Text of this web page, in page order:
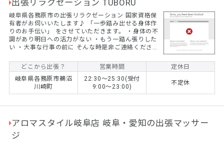
出張リラクゼーション TUBORU
岐阜県各務原市の出張リラクゼーション 国家資格保
有者がお伺いいたします♪ 「一歩踏み出せる身体作
りのお手伝い」 をさせていただきます。 ・身体の不
調があり明日への活力がない ・もう一踏ん張りした
い ・大事な行事の前に そんな時是非ご連絡くださ
17,000円 指圧やオイルマッサージ（女性専用）す
べて同料金です。 ※各務原市外の方は1,000円頂戴
しております 遠方の方は別途出張費を請求させてい
ただく事もございます。 ご予約はLINEやショートメ
ッセージにてお願いいたします。
どこから出張？ 営業時間
定休日
岐阜県各務原市鵜沼
川崎町
22:30〜25:30(受付
9:00〜23:00)
不定休
アロマスタイル岐阜店 岐阜・愛知の出張マッサー
ジ